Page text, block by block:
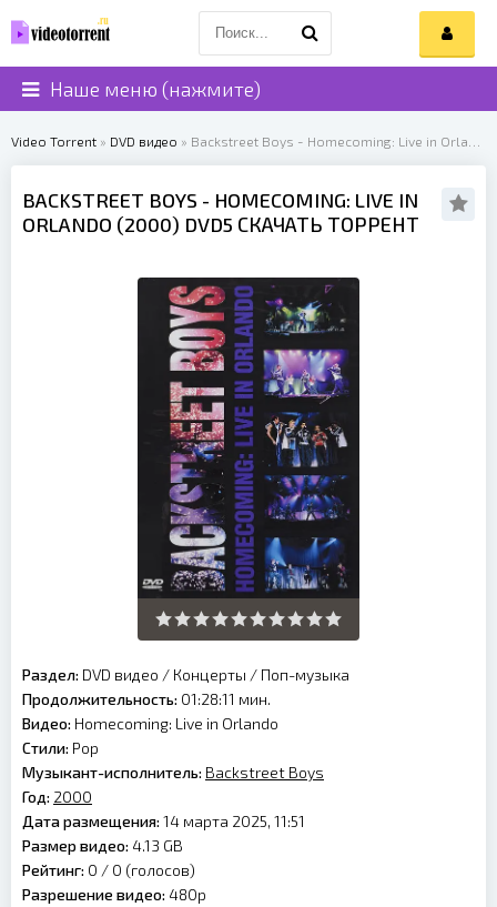
Наше меню (нажмите)
Video Torrent » DVD видео » Backstreet Boys - Homecoming: Live in Orlando (2000)
BACKSTREET BOYS - HOMECOMING: LIVE IN
ORLANDO (2000) DVD5 СКАЧАТЬ ТОРРЕНТ
Раздел: DVD видео / Концерты / Поп-музыка
Продолжительность: 01:28:11 мин.
Видео: Homecoming: Live in Orlando
Стили: Pop
Музыкант-исполнитель: Backstreet Boys
Год: 2000
Дата размещения: 14 марта 2025, 11:51
Размер видео: 4.13 GB
Рейтинг: 0 / 0 (голосов)
Разрешение видео: 480p